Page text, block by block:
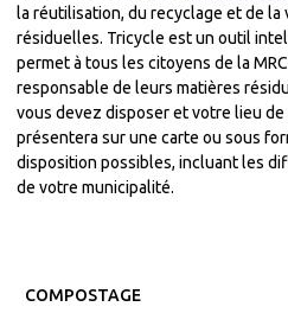
la réutilisation, du recyclage et de la
résiduelles. Tricycle est un outil
permet à tous les citoyens de la
responsable de leurs matières
vous devez disposer et votre lieu
présentera sur une carte ou sous
disposition possibles, incluant les
de votre municipalité.
COMPOSTAGE